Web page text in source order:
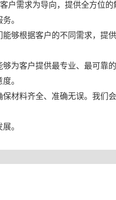
户需求为导向，提供全方位
。
够根据客户的不同需求，提
为客户提供最专业、最可靠
。
材料齐全、准确无误。我们
。